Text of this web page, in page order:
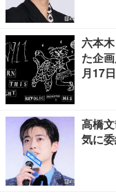
六本
た企
月17
高橋
気に